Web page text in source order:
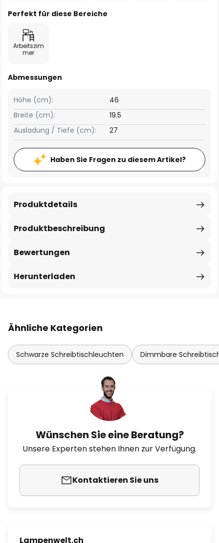
Perfekt für diese Bereiche
Arbeitszim
mer
Abmessungen
Breite (cm): 19.5
Höhe (cm): 46
Ausladung / Tiefe (cm): 27
Haben Sie Fragen zu diesem Artikel?
Produktbeschreibung
Produktdetails
Bewertungen
Herunterladen
Ähnliche Kategorien
Schwarze Schreibtischleuchten Dimmbare
Wünschen Sie eine Beratung?
Unsere Experten stehen Ihnen zur Verfügung.
Kontaktieren Sie uns
Lampenwelt.ch